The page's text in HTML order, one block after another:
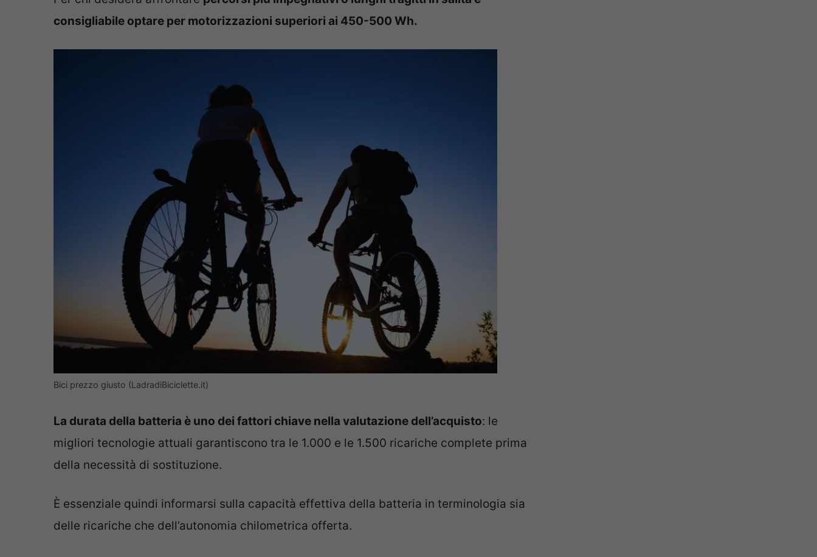
consigliabile optare per motorizzazioni superiori ai 450-500 Wh.
Bici prezzo giusto (LadradiBiciclette.it)
La durata della batteria è uno dei fattori chiave nella valutazione dell’acquisto: le
migliori tecnologie attuali garantiscono tra le 1.000 e le 1.500 ricariche complete prima
della necessità di sostituzione.
È essenziale quindi informarsi sulla capacità effettiva della batteria in terminologia sia
delle ricariche che dell’autonomia chilometrica offerta.